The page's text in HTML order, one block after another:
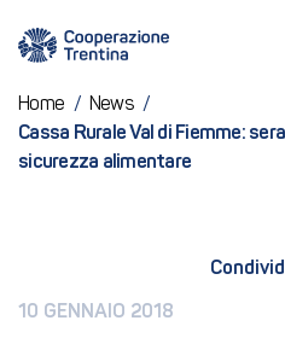
Home / News /
Cassa Rurale Val di Fiemme:
sicurezza alimentare
10 GENNAIO 2018